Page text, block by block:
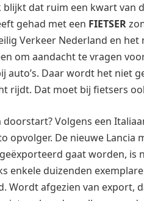
dat ruim een kwart van
gehad met een FIETSER
Verkeer Nederland en
om aandacht te vragen
auto’s. Daar wordt het niet
rijdt. Dat moet bij fietsers
doorstart? Volgens een
opvolger. De nieuwe Lancia
gaat worden, is
enkele duizenden
Wordt afgezien van export,